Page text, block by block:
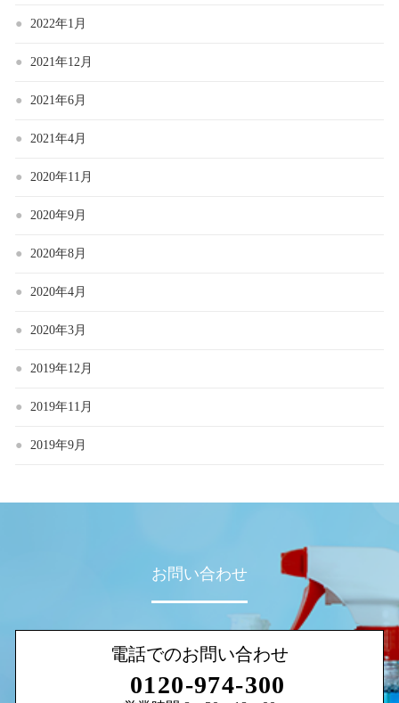
2022年1月
2021年12月
2021年6月
2021年4月
2020年11月
2020年9月
2020年8月
2020年4月
2020年3月
2019年12月
2019年11月
2019年9月
お問い合わせ
電話でのお問い合わせ
0120-974-300